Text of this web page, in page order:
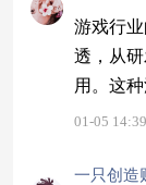
年#
游戏行
透，从
用。这
点关注
01-05 14:39
一只创造